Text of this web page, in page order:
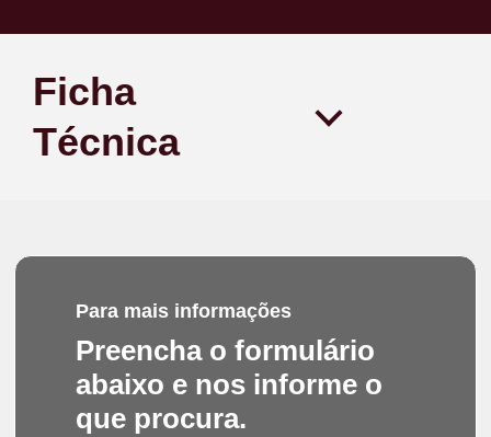
Ficha
Técnica
Para mais informações
Preencha o formulário
abaixo e nos informe o
que procura.